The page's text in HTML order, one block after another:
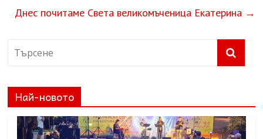
Днес почитаме Света великомъченица Екатерина →
Най-новото